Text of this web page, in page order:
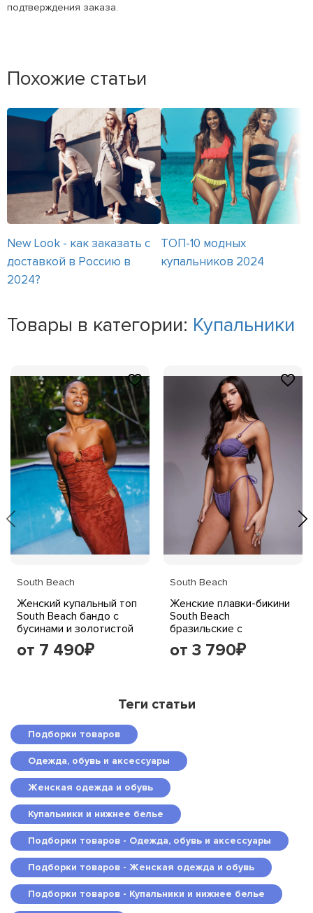
подтверждения заказа.
Похожие статьи
New Look - как заказать с
доставкой в Россию в
2024?
ТОП-10 модных
купальников 2024
Товары в категории: Купальники
South Beach
Женский купальный топ
South Beach бандо с
бусинами и золотистой
фурнитурой,
терракотовый
от 7 490₽
South Beach
Женские плавки-бикини
South Beach
бразильские с
завязками по бокам,
фиолетовые
от 3 790₽
Теги статьи
Подборки товаров
Одежда, обувь и аксессуары
Женская одежда и обувь
Купальники и нижнее белье
Подборки товаров - Одежда, обувь и аксессуары
Подборки товаров - Женская одежда и обувь
Подборки товаров - Купальники и нижнее белье